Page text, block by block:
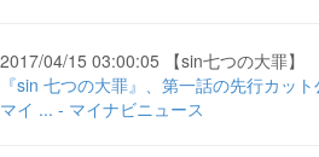
2017/04/15 03:00:05 【sin七つの大罪】
『sin 七つの大罪』、第一話の先行カッ
マイ ... - マイナビニュース